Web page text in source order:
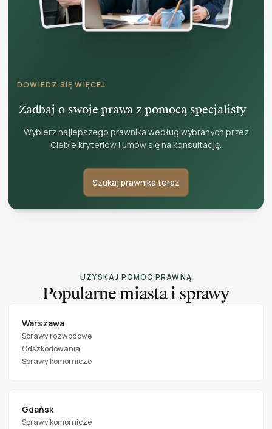
DOWIEDZ SIĘ WIĘCEJ
Zadbaj o swoje prawa z pomocą specjalisty
Wybierz najlepszego prawnika według wybranych przez
Ciebie kryteriów i umów się na konsultację.
Szukaj prawnika teraz
UZYSKAJ POMOC PRAWNĄ
Popularne miasta i sprawy
Warszawa
Sprawy rozwodowe
Odszkodowania
Sprawy komornicze
Gdańsk
Sprawy komornicze